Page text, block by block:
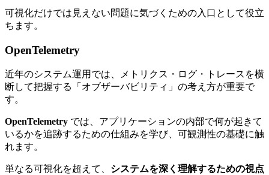
可視化だけでは見えない問題に気づくための入口として役立
ちます。
OpenTelemetry
近年のシステム運用では、メトリクス・ログ・トレースを横
断して把握する「オブザーバビリティ」の考え方が重要で
す。
OpenTelemetry では、アプリケーションの内部で何が起きて
いるかを追跡するための仕組みを学び、可観測性の基礎に触
れます。
単なる可視化を超えて、 システムを深く理解するための視点